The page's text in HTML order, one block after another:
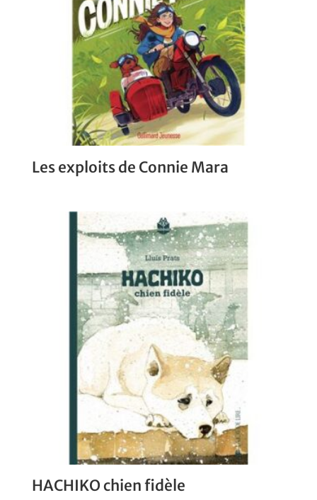
Les exploits de Connie Mara
HACHIKO chien fidèle